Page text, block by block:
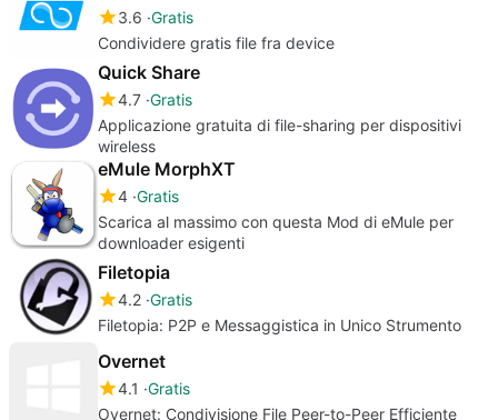
3.6 Gratis
Condividere gratis file fra device
Quick Share
4.7 Gratis
Applicazione gratuita di file-sharing per dispositivi
wireless
eMule MorphXT
4 Gratis
Scarica al massimo con questa Mod di eMule per
downloader esigenti
Filetopia
4.2 Gratis
Filetopia: P2P e Messaggistica in Unico Strumento
Overnet
4.1 Gratis
Overnet: Condivisione File Peer-to-Peer Efficiente